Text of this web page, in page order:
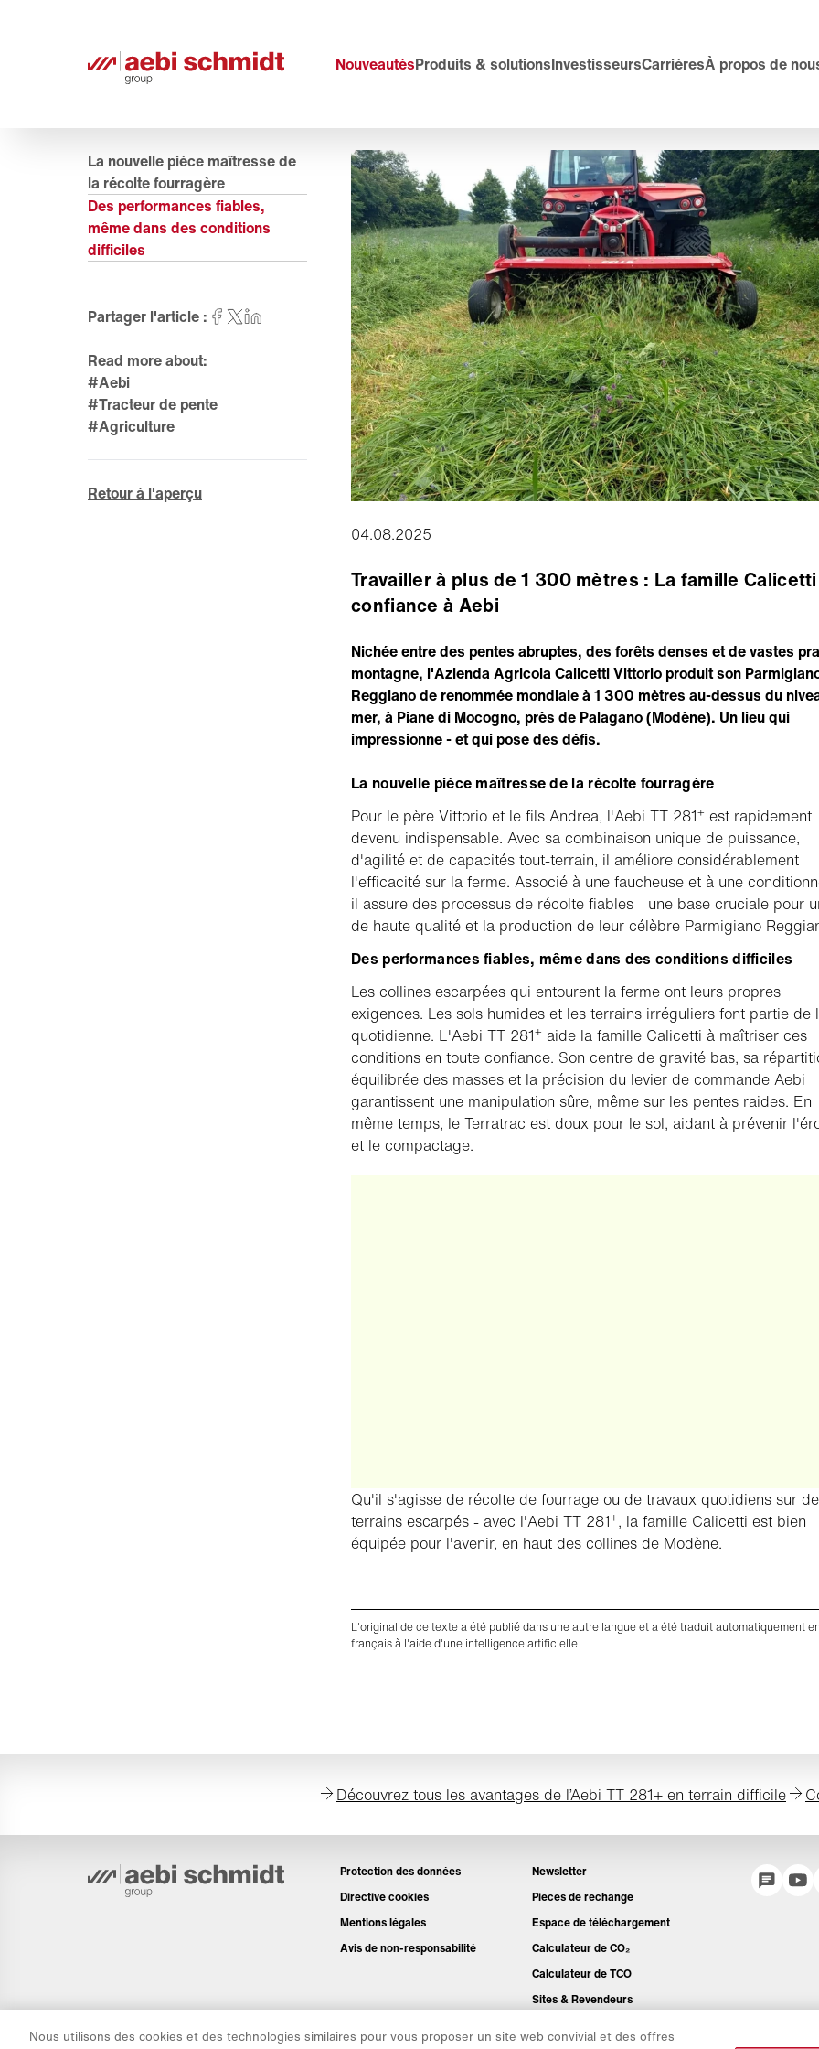
NouveautésProduits & solutionsInvestisseursCarrièresÀ propos de
La nouvelle pièce maîtresse de
la récolte fourragère
Des performances fiables,
même dans des conditions
difficiles
Partager l'article :
Read more about:
#Aebi
#Tracteur de pente
#Agriculture
Retour à l'aperçu
04.08.2025
Travailler à plus de 1 300 mètres : La famille
confiance à Aebi
Nichée entre des pentes abruptes, des forêts denses et de vastes
montagne, l'Azienda Agricola Calicetti Vittorio produit son
Reggiano de renommée mondiale à 1 300 mètres au-dessus du
mer, à Piane di Mocogno, près de Palagano (Modène). Un lieu qui
impressionne - et qui pose des défis.
La nouvelle pièce maîtresse de la récolte fourragère
Pour le père Vittorio et le fils Andrea, l'Aebi TT 281+ est rapidement
devenu indispensable. Avec sa combinaison unique de puissance,
d'agilité et de capacités tout-terrain, il améliore considérablement
l'efficacité sur la ferme. Associé à une faucheuse et à une
il assure des processus de récolte fiables - une base cruciale pour
de haute qualité et la production de leur célèbre Parmigiano
Des performances fiables, même dans des conditions difficiles
Les collines escarpées qui entourent la ferme ont leurs propres
exigences. Les sols humides et les terrains irréguliers font partie de
quotidienne. L'Aebi TT 281+ aide la famille Calicetti à maîtriser ces
conditions en toute confiance. Son centre de gravité bas, sa
équilibrée des masses et la précision du levier de commande Aebi
garantissent une manipulation sûre, même sur les pentes raides. En
même temps, le Terratrac est doux pour le sol, aidant à prévenir
et le compactage.
Qu'il s'agisse de récolte de fourrage ou de travaux quotidiens sur
terrains escarpés - avec l'Aebi TT 281+, la famille Calicetti est bien
équipée pour l'avenir, en haut des collines de Modène.
L'original de ce texte a été publié dans une autre langue et a été traduit automatiquement
français à l'aide d'une intelligence artificielle.
Découvrez tous les avantages de l’Aebi TT 281+ en terrain difficile
Protection des données
Directive cookies
Mentions légales
Avis de non-responsabilité
Newsletter
Pièces de rechange
Espace de téléchargement
Calculateur de CO₂
Calculateur de TCO
Sites & Revendeurs
Nous utilisons des cookies et des technologies similaires pour vous proposer un site web convivial et des offres